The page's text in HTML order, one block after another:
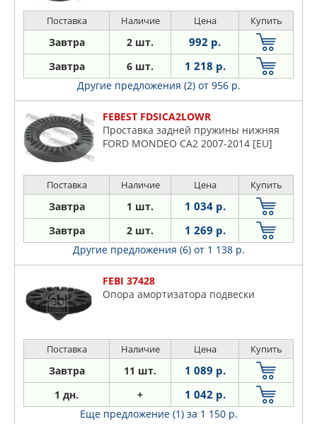
Поставка Наличие Цена Купить
Завтра 2 шт. 992 р.
Завтра 6 шт. 1 218 р.
Другие предложения (2) от 956 р.
FEBEST FDSICA2LOWR
Проставка задней пружины нижняя
FORD MONDEO CA2 2007-2014 [EU]
Поставка Наличие Цена Купить
Завтра 1 шт. 1 034 р.
Завтра 2 шт. 1 269 р.
Другие предложения (6) от 1 138 р.
FEBI 37428
Опора амортизатора подвески
Поставка Наличие Цена Купить
Завтра 11 шт. 1 089 р.
1 дн. + 1 042 р.
Еще предложение (1) за 1 150 р.